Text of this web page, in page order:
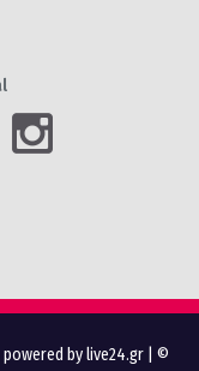
powered by live24.gr | ©